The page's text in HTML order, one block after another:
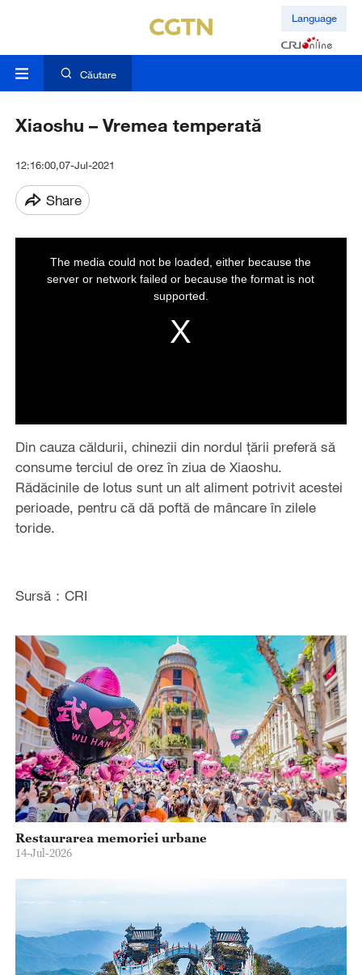
Language
Căutare
Xiaoshu – Vremea temperată
12:16:00,07-Jul-2021
Share
The media could not be loaded, either because the
server or network failed or because the format is not
supported.
Din cauza căldurii, chinezii din nordul țării preferă să
consume terciul de orez în ziua de Xiaoshu.
Rădăcinile de lotus sunt un alt aliment potrivit acestei
perioade, pentru că dă poftă de mâncare în zilele
toride.
Sursă：CRI
Restaurarea memoriei urbane
14-Jul-2026